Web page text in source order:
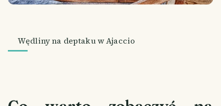
Wędliny na deptaku w Ajaccio